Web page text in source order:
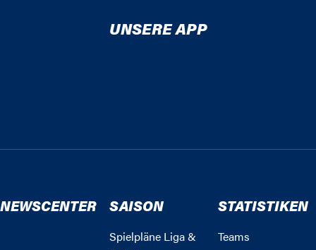
UNSERE APP
NEWSCENTER SAISON
Spielpläne Liga &
STATISTIKEN
Teams